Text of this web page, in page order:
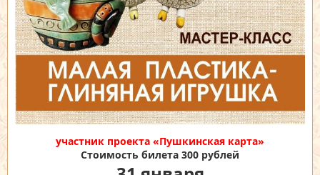
участник проекта «Пушкинская карта»
Стоимость билета 300 рублей